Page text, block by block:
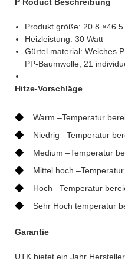
P Roduct Beschreibung
Produkt größe: 20.8 ×46.5
Heizleistung: 30 Watt
Gürtel material: Weiches
PP-Baumwolle, 21
Hitze-Vorschläge
◆ Warm –Temperatur
◆ Niedrig –Temperatur
◆ Medium –Temperatur
◆ Mittel hoch
◆ Hoch –Temperatur
◆ Sehr Hoch temperatur
Garantie
UTK bietet ein Jahr